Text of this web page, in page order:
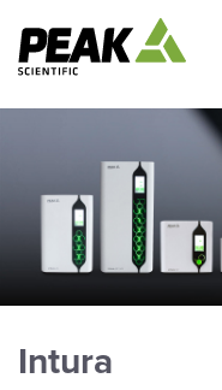
Intura